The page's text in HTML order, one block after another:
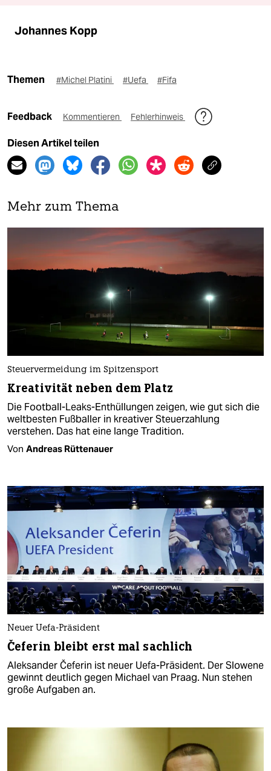
Johannes Kopp
Themen #Michel Platini #Uefa #Fifa
Feedback Kommentieren Fehlerhinweis
Diesen Artikel teilen
Mehr zum Thema
Steuervermeidung im Spitzensport
Kreativität neben dem Platz
Die Football-Leaks-Enthüllungen zeigen, wie gut sich die
weltbesten Fußballer in kreativer Steuerzahlung
verstehen. Das hat eine lange Tradition.
Von Andreas Rüttenauer
Neuer Uefa-Präsident
Čeferin bleibt erst mal sachlich
Aleksander Čeferin ist neuer Uefa-Präsident. Der Slowene
gewinnt deutlich gegen Michael van Praag. Nun stehen
große Aufgaben an.